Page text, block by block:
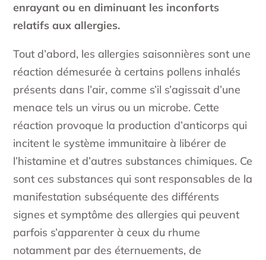
enrayant ou en diminuant les inconforts
relatifs aux allergies.
Tout d’abord, les allergies saisonnières sont une
réaction démesurée à certains pollens inhalés
présents dans l’air, comme s’il s’agissait d’une
menace tels un virus ou un microbe. Cette
réaction provoque la production d’anticorps qui
incitent le système immunitaire à libérer de
l’histamine et d’autres substances chimiques. Ce
sont ces substances qui sont responsables de la
manifestation subséquente des différents
signes et symptôme des allergies qui peuvent
parfois s’apparenter à ceux du rhume
notamment par des éternuements, de